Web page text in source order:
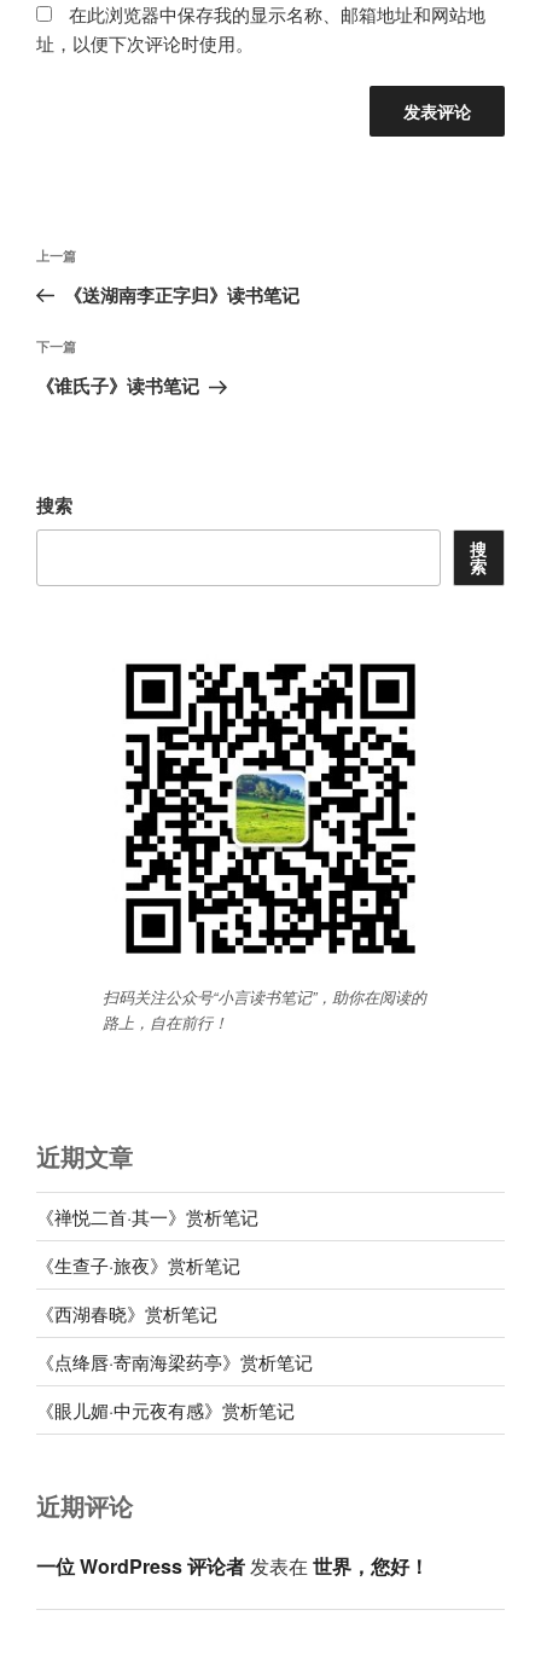
在此浏览器中保存我的显示名称、邮箱地址和网站地
址，以便下次评论时使用。
文
导
航
上
一
文
章
上一篇
《送湖南李正字归》读书笔记
下
一
下一篇
《谁氏子》读书笔记
搜索
搜
索
扫码关注公众号“小言读书笔记”，助你在阅读的
路上，自在前行！
近期文章
《禅悦二首·其一》赏析笔记
《生查子·旅夜》赏析笔记
《西湖春晓》赏析笔记
《点绛唇·寄南海梁药亭》赏析笔记
《眼儿媚·中元夜有感》赏析笔记
近期评论
一位 WordPress 评论者发表在 世界，您好！